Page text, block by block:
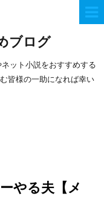
ブログ
ット小説をおすすめする
皆様の一助になれば幸い
やる夫【メ